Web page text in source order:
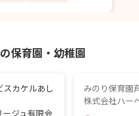
保育園・幼稚園
カケルあし
ージュ有限会
みのり保育園
株式会社ハー